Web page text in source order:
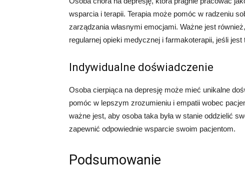
wsparcia i terapii. Terapia może pomóc w radzeniu
zarządzania własnymi emocjami. Ważne jest
regularnej opieki medycznej i farmakoterapii, jeśli
Indywidualne doświadczenie
Osoba cierpiąca na depresję może mieć unikalne
pomóc w lepszym zrozumieniu i empatii wobec
ważne jest, aby osoba taka była w stanie oddzielić
zapewnić odpowiednie wsparcie swoim pacjentom.
Podsumowanie